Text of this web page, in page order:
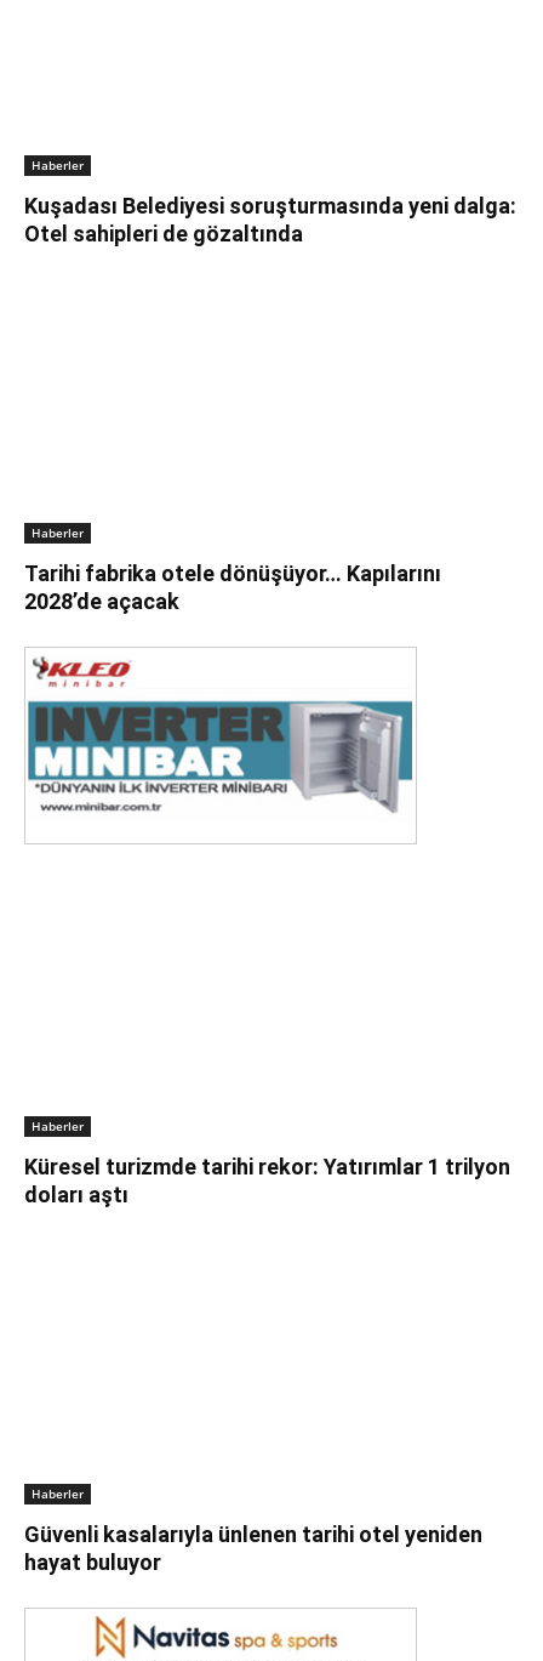
Haberler
Kuşadası Belediyesi soruşturmasında yeni dalga:
Otel sahipleri de gözaltında
Haberler
Tarihi fabrika otele dönüşüyor… Kapılarını
2028’de açacak
Haberler
Küresel turizmde tarihi rekor: Yatırımlar 1 trilyon
doları aştı
Haberler
Güvenli kasalarıyla ünlenen tarihi otel yeniden
hayat buluyor